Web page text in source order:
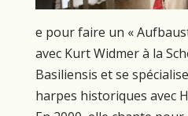
e pour faire un «
avec Kurt Widmer à la
Basiliensis et se
harpes historiques avec